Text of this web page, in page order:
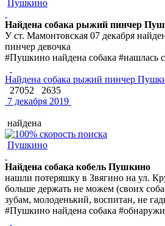
Пушкино
Найдена собака рыжий пинчер
У ст. Мамонтовская 07 декабря
пинчер девочка
#Пушкино найдена собака #нашлась
Найдена собака рыжий пинчер
27052
2635
7 декабря 2019
найдена
Пушкино
Найдена собака кобель Пушкино
нашли потеряшку в Звягино на ул.
больше держать не можем (своих
зубам, молоденький, воспитан, не
#Пушкино найдена собака